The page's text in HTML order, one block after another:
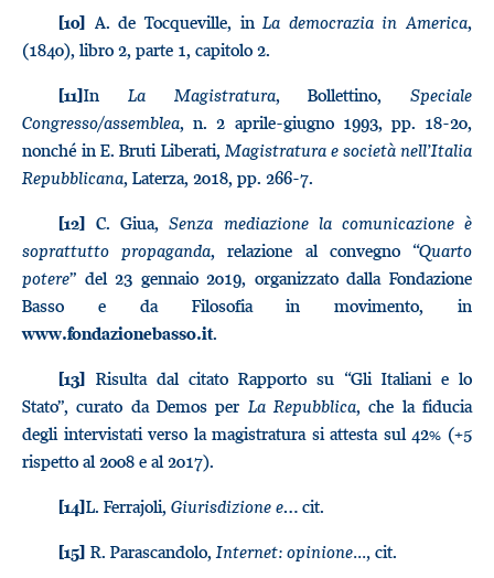
[10] A. de Tocqueville, inLa democrazia in America,
(1840), libro 2, parte 1, capitolo 2.
[11]In La Magistratura, Bollettino, Speciale
Congresso/assemblea, n. 2 aprile-giugno 1993, pp. 18-20,
nonché in E. Bruti Liberati, Magistratura e società nell’Italia
Repubblicana, Laterza, 2018, pp. 266-7.
[12] C. Giua,Senza mediazione la comunicazione è
soprattutto propaganda, relazione al convegno “Quarto
potere” del 23 gennaio 2019, organizzato dalla Fondazione
Basso e da Filosofia in movimento, in
www.fondazionebasso.it.
[13] Risulta dal citato Rapporto su “Gli Italiani e lo
Stato”, curato da Demos per La Repubblica, che la fiducia
degli intervistati verso la magistratura si attesta sul 42% (+5
rispetto al 2008 e al 2017).
[14]L. Ferrajoli, Giurisdizione e… cit.
[15] R. Parascandolo,Internet: opinione..., cit.